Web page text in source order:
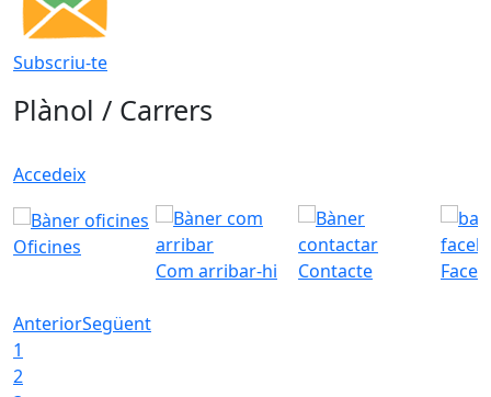
Subscriu-te
Plànol / Carrers
Accedeix
Oficines
Com arribar-hi
Contacte
AnteriorSegüent
1
2